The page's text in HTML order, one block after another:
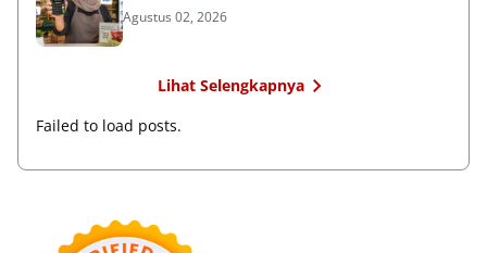
Agustus 02, 2026
Lihat Selengkapnya
Failed to load posts.